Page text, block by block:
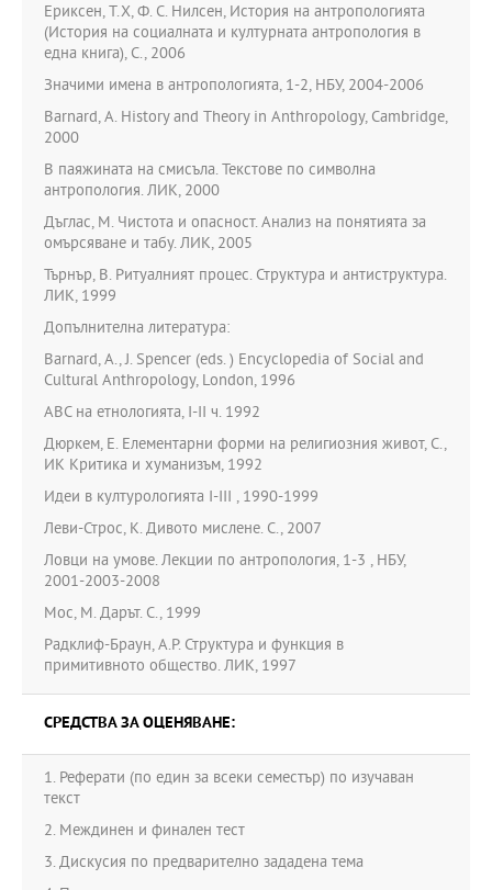
Ериксен, Т.Х, Ф. С. Нилсен, История на антропологията
(История на социалната и културната антропология в
една книга), С., 2006
Значими имена в антропологията, 1-2, НБУ, 2004-2006
Barnard, A. History and Theory in Anthropology, Cambridge,
2000
В паяжината на смисъла. Текстове по символна
антропология. ЛИК, 2000
Дъглас, М. Чистота и опасност. Анализ на понятията за
омърсяване и табу. ЛИК, 2005
Търнър, В. Ритуалният процес. Структура и антиструктура.
ЛИК, 1999
Допълнителна литература:
Barnard, A., J. Spencer (eds. ) Encyclopedia of Social and
Cultural Anthropology, London, 1996
ABC на етнологията, I-II ч. 1992
Дюркем, Е. Елементарни форми на религиозния живот, С.,
ИК Критика и хуманизъм, 1992
Идеи в културологията I-III , 1990-1999
Леви-Строс, К. Дивото мислене. С., 2007
Ловци на умове. Лекции по антропология, 1-3 , НБУ,
2001-2003-2008
Мос, М. Дарът. С., 1999
Радклиф-Браун, А.Р. Структура и функция в
примитивното общество. ЛИК, 1997
СРЕДСТВА ЗА ОЦЕНЯВАНЕ:
1. Реферати (по един за всеки семестър) по изучаван
текст
2. Междинен и финален тест
3. Дискусия по предварително зададена тема